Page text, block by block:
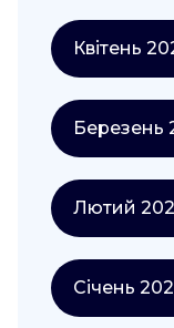
Квітень
Березень
Лютий
Січень